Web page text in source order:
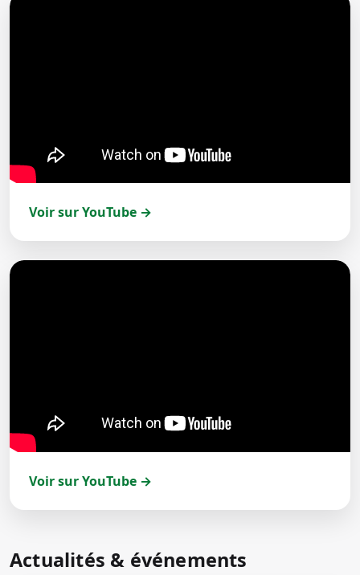
Voir sur YouTube →
Voir sur YouTube →
Actualités & événements